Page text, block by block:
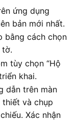
ứng dụng
bản mới nhất.
bằng cách chọn
tờ.
tùy chọn “Hộ
khai.
dẫn trên màn
thiết và chụp
Xác nhận